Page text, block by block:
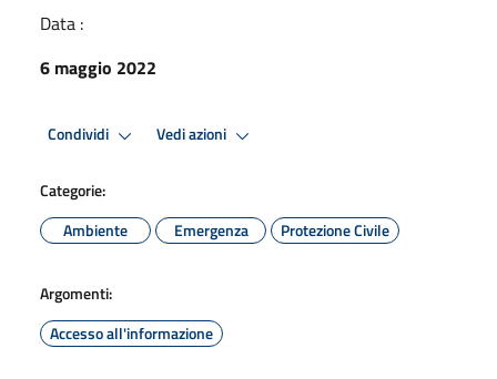
Data :
6 maggio 2022
Condividi Vedi azioni
Categorie:
Ambiente
Emergenza Protezione Civile
Argomenti:
Accesso all'informazione